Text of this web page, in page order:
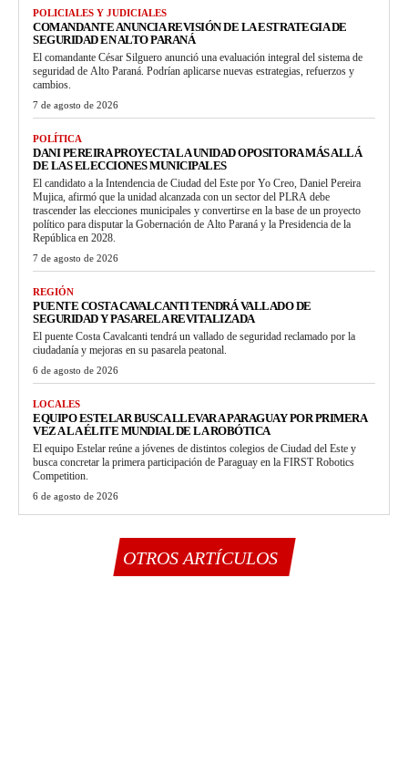
POLICIALES Y JUDICIALES
COMANDANTE ANUNCIA REVISIÓN DE LA ESTRATEGIA DE
SEGURIDAD EN ALTO PARANÁ
El comandante César Silguero anunció una evaluación integral del sistema de
seguridad de Alto Paraná. Podrían aplicarse nuevas estrategias, refuerzos y
cambios.
7 de agosto de 2026
POLÍTICA
DANI PEREIRA PROYECTA LA UNIDAD OPOSITORA MÁS ALLÁ
DE LAS ELECCIONES MUNICIPALES
El candidato a la Intendencia de Ciudad del Este por Yo Creo, Daniel Pereira
Mujica, afirmó que la unidad alcanzada con un sector del PLRA debe
trascender las elecciones municipales y convertirse en la base de un proyecto
político para disputar la Gobernación de Alto Paraná y la Presidencia de la
República en 2028.
7 de agosto de 2026
REGIÓN
PUENTE COSTA CAVALCANTI TENDRÁ VALLADO DE
SEGURIDAD Y PASARELA REVITALIZADA
El puente Costa Cavalcanti tendrá un vallado de seguridad reclamado por la
ciudadanía y mejoras en su pasarela peatonal.
6 de agosto de 2026
LOCALES
EQUIPO ESTELAR BUSCA LLEVAR A PARAGUAY POR PRIMERA
VEZ A LA ÉLITE MUNDIAL DE LA ROBÓTICA
El equipo Estelar reúne a jóvenes de distintos colegios de Ciudad del Este y
busca concretar la primera participación de Paraguay en la FIRST Robotics
Competition.
6 de agosto de 2026
OTROS ARTÍCULOS